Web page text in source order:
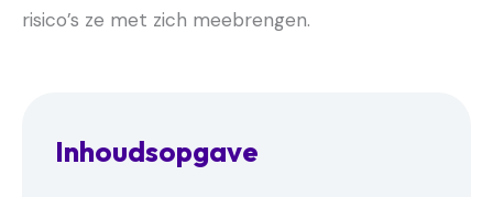
risico’s ze met zich meebrengen.
Inhoudsopgave